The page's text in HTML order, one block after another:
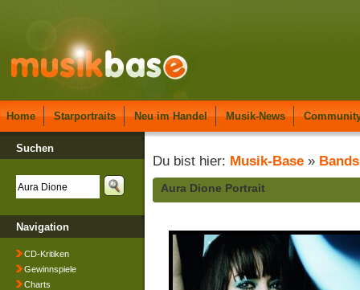
Home Starportraits Neu im Handel Musik-News
Suchen
Navigation
CD-Kritiken
Gewinnspiele
Charts
Du bist hier: Musik-Base » Bands
Aura Dione Portrait